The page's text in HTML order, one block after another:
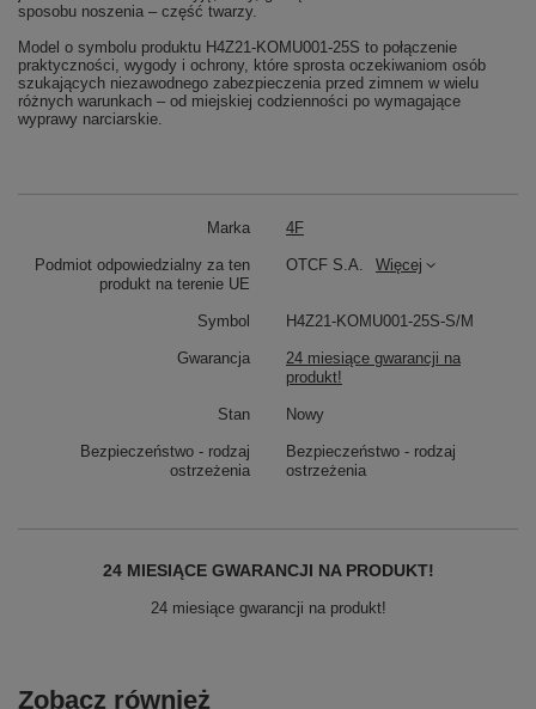
sposobu noszenia – część twarzy.
Model o symbolu produktu H4Z21-KOMU001-25S to połączenie
praktyczności, wygody i ochrony, które sprosta oczekiwaniom osób
szukających niezawodnego zabezpieczenia przed zimnem w wielu
różnych warunkach – od miejskiej codzienności po wymagające
wyprawy narciarskie.
Marka 4F
Podmiot odpowiedzialny za ten
produkt na terenie UE
OTCF S.A. Więcej
Symbol H4Z21-KOMU001-25S-S/M
Gwarancja
24 miesiące gwarancji na
produkt!
Stan Nowy
Bezpieczeństwo - rodzaj
ostrzeżenia
Bezpieczeństwo - rodzaj
ostrzeżenia
24 MIESIĄCE GWARANCJI NA PRODUKT!
24 miesiące gwarancji na produkt!
Zobacz również